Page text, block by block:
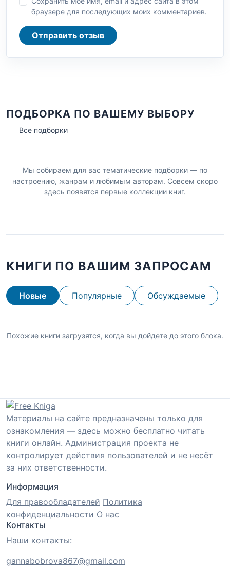
браузере для последующих моих комментариев.
Отправить отзыв
ПОДБОРКА ПО ВАШЕМУ ВЫБОРУ
Все подборки
Мы собираем для вас тематические подборки — по
настроению, жанрам и любимым авторам. Совсем скоро
здесь появятся первые коллекции книг.
КНИГИ ПО ВАШИМ ЗАПРОСАМ
Новые Популярные Обсуждаемые
Похожие книги загрузятся, когда вы дойдете до этого блока.
Материалы на сайте предназначены только для
ознакомления — здесь можно бесплатно читать
книги онлайн. Администрация проекта не
контролирует действия пользователей и не несёт
за них ответственности.
Информация
Для правообладателей Политика
конфиденциальности О нас
Контакты
Наши контакты:
gannabobrova867@gmail.com